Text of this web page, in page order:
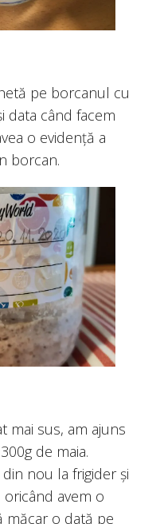
pe borcanul cu
data când facem
o evidență a
borcan.
mai sus, am ajuns
de maia.
nou la frigider și
avem o
măcar o dată pe